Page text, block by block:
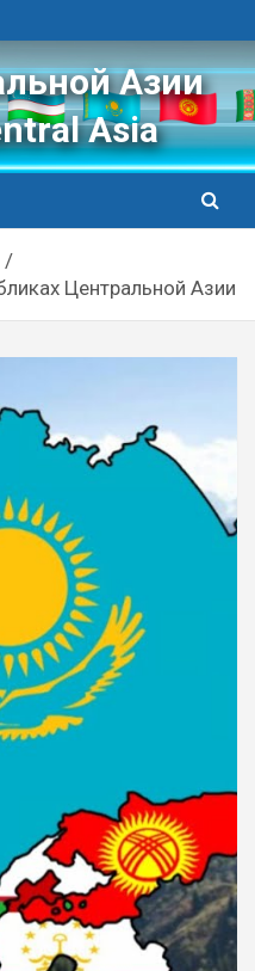
Азии
Asia
Центральной Азии